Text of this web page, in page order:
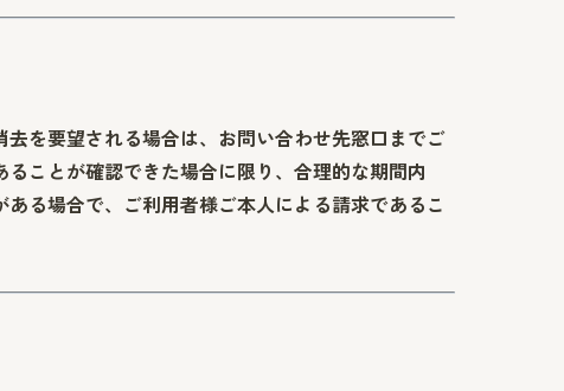
を要望される場合は、お問い合わせ先窓口までご
ことが確認できた場合に限り、合理的な期間内
る場合で、ご利用者様ご本人による請求であるこ